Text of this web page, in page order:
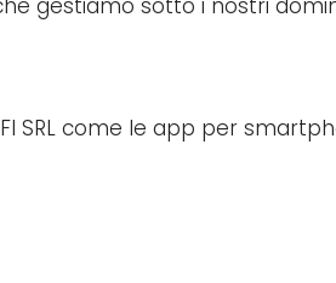
gestiamo sotto i nostri
SRL come le app per